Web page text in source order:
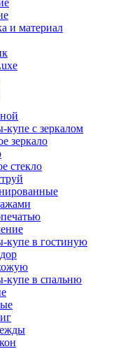
и материал
с зеркалом
зеркало
стекло
в гостиную
в спальню